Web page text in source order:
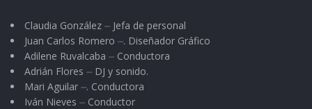
Hasta hoy la versión digital de un periódico se
ha aguantado y se aguanta gracias a convenios,
publicidad y ganancias de las ventas de la
versión en papel. Pero, ¿Qué pasará cuando la
Claudia González ⏤ Jefa de personal
Juan Carlos Romero ⏤. Diseñador Gráfico
Adilene Ruvalcaba ⏤ Conductora
Adrián Flores ⏤ DJ y sonido.
Mari Aguilar ⏤. Conductora
Iván Nieves ⏤ Conductor